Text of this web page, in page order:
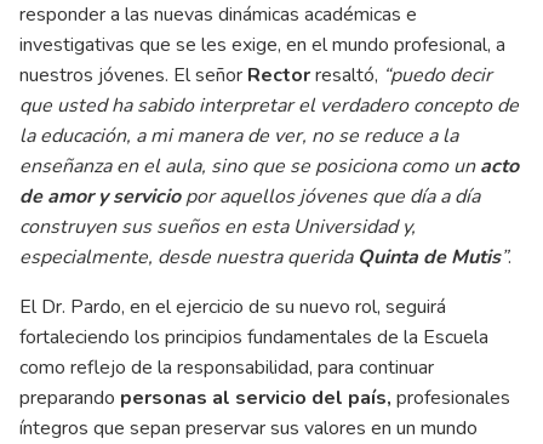
responder a las nuevas dinámicas académicas e
investigativas que se les exige, en el mundo profesional, a
nuestros jóvenes. El señor Rectorresaltó, “puedo decir
que usted ha sabido interpretar el verdadero concepto de
la educación, a mi manera de ver, no se reduce a la
enseñanza en el aula, sino que se posiciona como unacto
de amor y serviciopor aquellos jóvenes que día a día
construyen sus sueños en esta Universidad y,
especialmente, desde nuestra querida Quinta de Mutis”.
El Dr. Pardo, en el ejercicio de su nuevo rol, seguirá
fortaleciendo los principios fundamentales de la Escuela
como reflejo de la responsabilidad, para continuar
preparando personas al servicio del país, profesionales
íntegros que sepan preservar sus valores en un mundo